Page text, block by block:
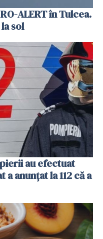
ALERT în Tulcea.
sol
au efectuat
anunțat la 112 că a